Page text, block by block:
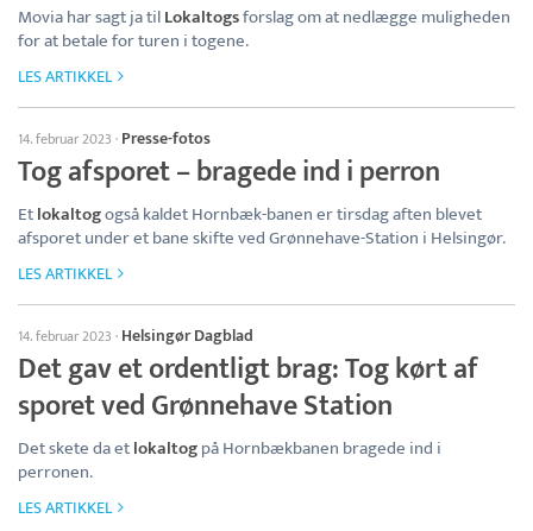
Movia har sagt ja tilLokaltogsforslag om at nedlægge muligheden
for at betale for turen i togene.
LES ARTIKKEL
14. februar 2023 · Presse-fotos
Tog afsporet – bragede ind i perron
Etlokaltogogså kaldet Hornbæk-banen er tirsdag aften blevet
afsporet under et bane skifte ved Grønnehave-Station i Helsingør.
LES ARTIKKEL
14. februar 2023 · Helsingør Dagblad
Det gav et ordentligt brag: Tog kørt af
sporet ved Grønnehave Station
Det skete da etlokaltogpå Hornbækbanen bragede ind i
perronen.
LES ARTIKKEL